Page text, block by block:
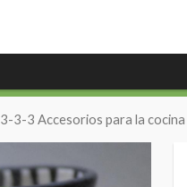
3-3-3 Accesorios para la cocina